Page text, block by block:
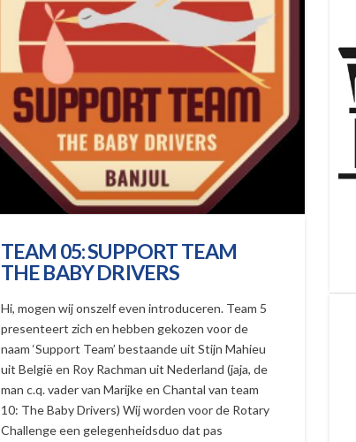
TEAM 05: SUPPORT TEAM
THE BABY DRIVERS
Hi, mogen wij onszelf even introduceren. Team 5
presenteert zich en hebben gekozen voor de
naam ‘Support Team’ bestaande uit Stijn Mahieu
uit België en Roy Rachman uit Nederland (jaja, de
man c.q. vader van Marijke en Chantal van team
10: The Baby Drivers) Wij worden voor de Rotary
Challenge een gelegenheidsduo dat pas